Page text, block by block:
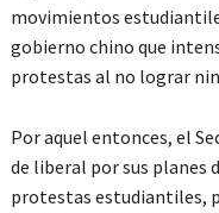
movimientos
gobierno chino que
protestas al no lograr
Por aquel entonces, el
de liberal por sus planes
protestas estudiantiles,